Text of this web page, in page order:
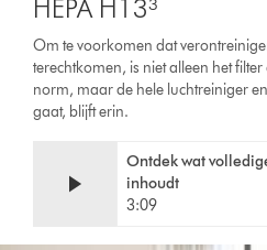
HEPA H13³
Om te voorkomen dat
terechtkomen, is niet alleen het
norm, maar de hele luchtreiniger
gaat, blijft erin.
Ontdek wat
inhoudt
3:09